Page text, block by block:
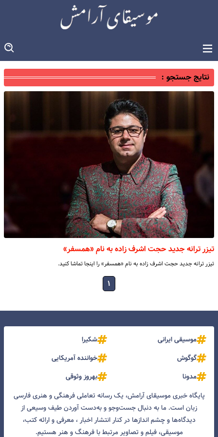
نتایج جستجو :
تیزر ترانه جدید حجت اشرف زاده به نام «همسفر»
تیزر ترانه جدید حجت اشرف زاده به نام «همسفر» را اینجا تماشا کنید.
۱
موسیقی ایرانی
شکیرا
گوگوش
خواننده آمریکایی
مدونا
بهروز وثوقی
پایگاه خبری موسیقای آرامش، یک رسانه تعاملی فرهنگی و هنری فارسی
زبان است. ما به دنبال جست‌و‌جو و به‌دست آوردن طیف وسیعی از
دیدگاه‌ها و چشم انداز‌ها در کنار انتشار اخبار ، معرفی و ارائه کتب،
موسیقی، فیلم و تصاویر مرتبط با فرهنگ و هنر هستیم.